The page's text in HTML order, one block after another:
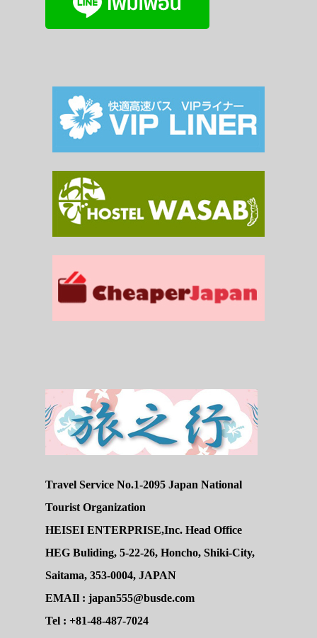
Travel Service No.1-2095 Japan National
Tourist Organization
HEISEI ENTERPRISE,Inc. Head Office
HEG Buliding, 5-22-26, Honcho, Shiki-City,
Saitama, 353-0004, JAPAN
EMAIl : japan555@busde.com
Tel : +81-48-487-7024